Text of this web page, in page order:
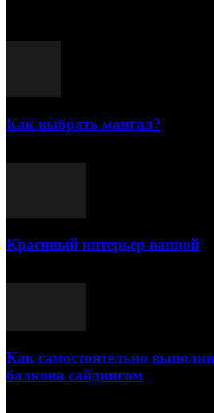
Как выбрать мангал?
Красивый интерьер ванной
Как самостоятельно
балкона сайдингом